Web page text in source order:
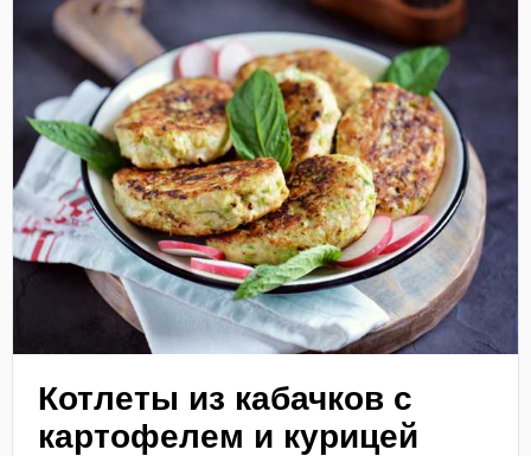
Котлеты из кабачков с
картофелем и курицей